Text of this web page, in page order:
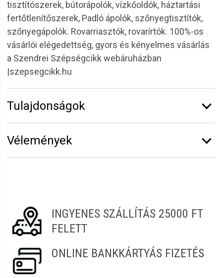
tisztítószerek, bútorápolók, vízkőoldók, háztartási
fertőtlenítőszerek, Padló ápolók, szőnyegtisztítók,
szőnyegápolók. Rovarriasztók, rovarírtók. 100%-os
vásárlói elégedettség, gyors és kényelmes vásárlás
a Szendrei Szépségcikk webáruházban
|szepsegcikk.hu
Tulajdonságok
Kiszerelés:
Vélemények
INGYENES SZÁLLÍTÁS 25000 FT
FELETT
ONLINE BANKKÁRTYÁS FIZETÉS